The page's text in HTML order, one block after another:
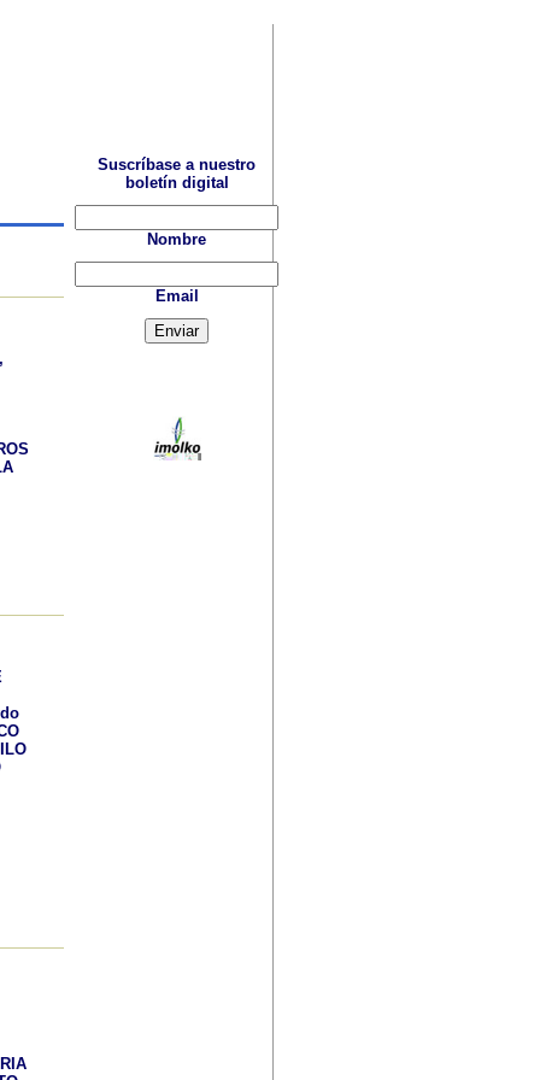
Suscríbase a nuestro
boletín digital
Nombre
Email